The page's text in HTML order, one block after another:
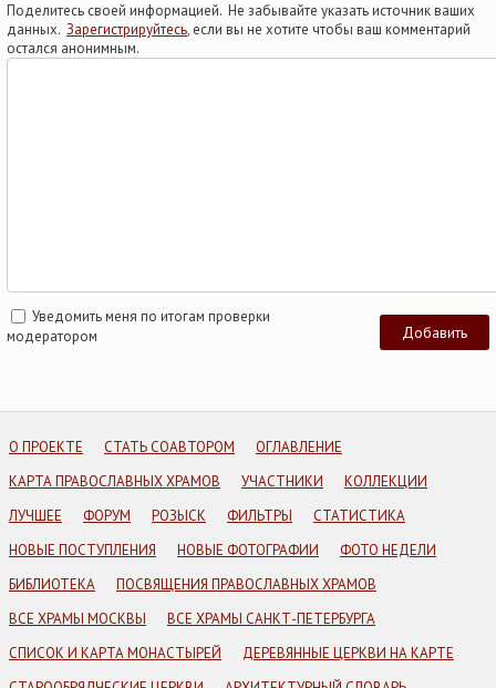
Поделитесь своей информацией. Не забывайте указать источник ваших
данных. Зарегистрируйтесь, если вы не хотите чтобы ваш комментарий
остался анонимным.
Уведомить меня по итогам проверки
модератором
О ПРОЕКТЕ СТАТЬ СОАВТОРОМ
ОГЛАВЛЕНИЕ
КАРТА ПРАВОСЛАВНЫХ ХРАМОВ
УЧАСТНИКИ
КОЛЛЕКЦИИ
ЛУЧШЕЕ
ФОРУМ РОЗЫСК ФИЛЬТРЫ
СТАТИСТИКА
НОВЫЕ ПОСТУПЛЕНИЯ
НОВЫЕ ФОТОГРАФИИ
ФОТО НЕДЕЛИ
БИБЛИОТЕКА
ПОСВЯЩЕНИЯ ПРАВОСЛАВНЫХ ХРАМОВ
ВСЕ ХРАМЫ МОСКВЫ
ВСЕ ХРАМЫ САНКТ-ПЕТЕРБУРГА
СПИСОК И КАРТА МОНАСТЫРЕЙ
ДЕРЕВЯННЫЕ ЦЕРКВИ НА КАРТЕ